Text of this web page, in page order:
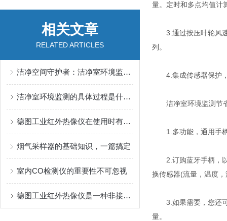
相关文章
RELATED ARTICLES
洁净空间守护者：洁净室环境监测如何保障现代工业核心
洁净室环境监测的具体过程是什么？
德图工业红外热像仪在使用时有几个要点需要注意
烟气采样器的基础知识，一篇搞定
室内CO检测仪的重要性不可忽视
德图工业红外热像仪是一种非接触式测温工具
量。定时和多点均值计
3.通过按压叶轮风速
列。
4.集成传感器保护，
洁净室环境监测节省
1.多功能，通用手柄
2.订购蓝牙手柄，以
换传感器(流量，温度
3.如果需要，您还可
量。